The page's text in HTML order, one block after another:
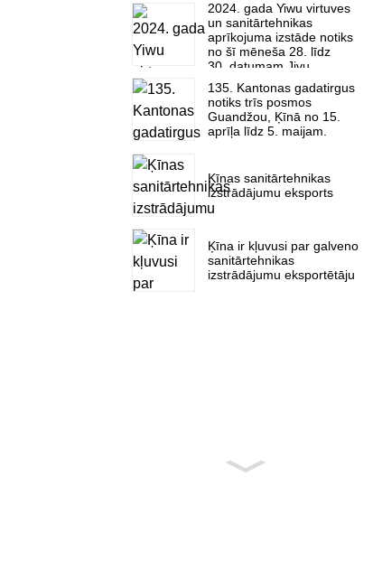
2024. gada Yiwu virtuves
un sanitārtehnikas
aprīkojuma izstāde notiks
no šī mēneša 28. līdz
30. datumam Jivu
Starptautiskajā izstāžu
centrā.
135. Kantonas gadatirgus
notiks trīs posmos
Guandžou, Ķīnā no 15.
aprīļa līdz 5. maijam.
Ķīnas sanitārtehnikas
izstrādājumu eksports
Ķīna ir kļuvusi par galveno
sanitārtehnikas
izstrādājumu eksportētāju